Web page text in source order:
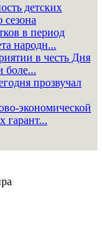
детских
сезона
в период
народн...
в честь Дня
боле...
прозвучал
экономической
гарант...